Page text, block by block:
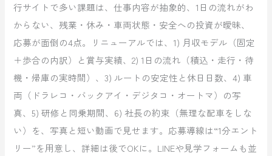
行サイトで多い課題は、仕事内容が抽象的、1日の流れがわ
からない、残業・休み・車両状態・安全への投資が曖昧、
応募が面倒の4点。リニューアルでは、1) 月収モデル（固定
＋歩合の内訳）と賞与実績、2) 1日の流れ（積込・走行・待
機・帰庫の実時間）、3) ルートの安定性と休日日数、4) 車
両（ドラレコ・バックアイ・デジタコ・オートマ）の写
真、5) 研修と同乗期間、6) 社長の約束（無理な配車をしな
い）を、写真と短い動画で見せます。応募導線は“1分エント
リー”を用意し、詳細は後でOKに。LINEや見学フォームも並